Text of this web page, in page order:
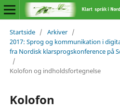
Startside / Arkiver /
2017: Sprog og kommunikation i
fra Nordisk klarsprogskonference på
/
Kolofon og indholdsfortegnelse
Kolofon